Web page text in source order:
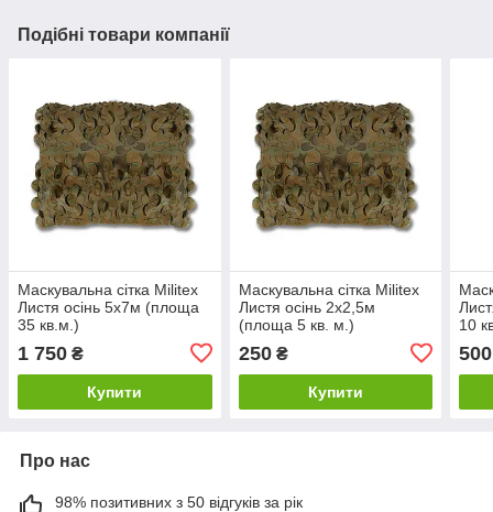
Подібні товари компанії
Маскувальна сітка Militex
Листя осінь 5х7м (площа
35 кв.м.)
1 750 ₴
Купити
Маскувальна сітка Militex
Листя осінь 2х2,5м
(площа 5 кв. м.)
250₴
Купити
10
500
Про нас
98% позитивних з 50 відгуків за рік